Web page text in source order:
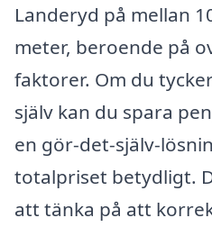
Landeryd på mellan
meter, beroende på
faktorer. Om du
själv kan du spara
en gör-det-själv-
totalpriset betydligt.
att tänka på att